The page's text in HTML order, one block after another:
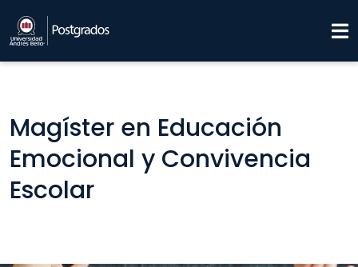
Magíster en Educación
Emocional y Convivencia
Escolar